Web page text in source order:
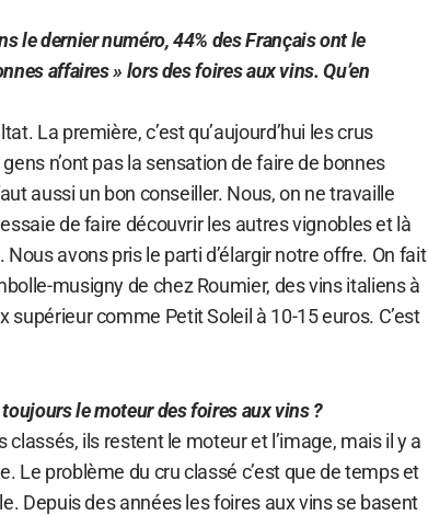
le dernier numéro, 44% des Français ont le
affaires » lors des foires aux vins. Qu’en
La première, c’est qu’aujourd’hui les crus
n’ont pas la sensation de faire de bonnes
aussi un bon conseiller. Nous, on ne travaille
de faire découvrir les autres vignobles et là
avons pris le parti d’élargir notre offre. On fait
musigny de chez Roumier, des vins italiens à
supérieur comme Petit Soleil à 10-15 euros. C’est
le moteur des foires aux vins ?
classés, ils restent le moteur et l’image, mais il y a
Le problème du cru classé c’est que de temps et
Depuis des années les foires aux vins se basent